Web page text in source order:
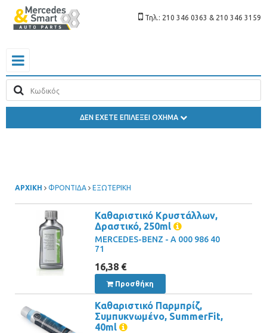
Τηλ.: 210 346 0363 & 210 346 3159
ΔΕΝ ΕΧΕΤΕ ΕΠΙΛΕΞΕΙ ΟΧΗΜΑ
ΑΡΧΙΚΗ ΦΡΟΝΤΙΔΑ ΕΞΩΤΕΡΙΚΗ
Καθαριστικό Κρυστάλλων,
Δραστικό, 250ml
MERCEDES-BENZ - A 000 986 40
71
16,38 €
Προσθήκη
Καθαριστικό Παρμπρίζ,
Συμπυκνωμένο, SummerFit,
40ml